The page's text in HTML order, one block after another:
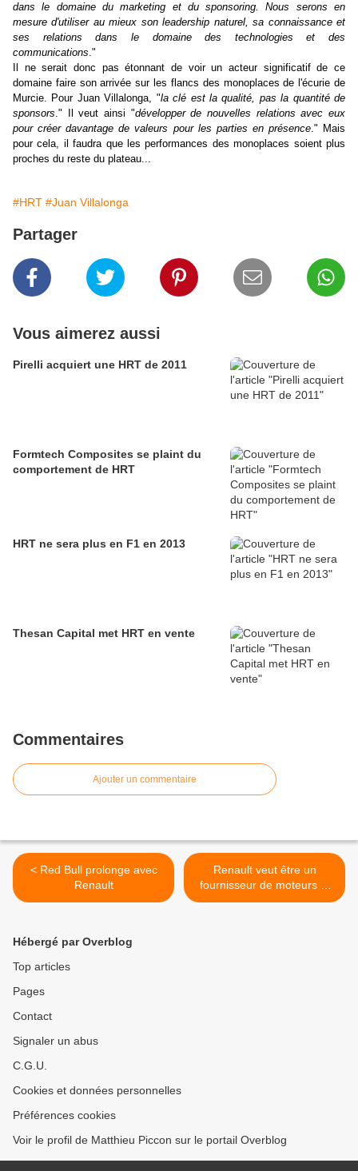
dans le domaine du marketing et du sponsoring. Nous serons en
mesure d'utiliser au mieux son leadership naturel, sa connaissance et
ses relations dans le domaine des technologies et des
communications."
Il ne serait donc pas étonnant de voir un acteur significatif de ce
domaine faire son arrivée sur les flancs des monoplaces de l'écurie de
Murcie. Pour Juan Villalonga, "la clé est la qualité, pas la quantité de
sponsors." Il veut ainsi "développer de nouvelles relations avec eux
pour créer davantage de valeurs pour les parties en présence." Mais
pour cela, il faudra que les performances des monoplaces soient plus
proches du reste du plateau...
#HRT #Juan Villalonga
Partager
Vous aimerez aussi
Pirelli acquiert une HRT de 2011
Formtech Composites se plaint du
comportement de HRT
HRT ne sera plus en F1 en 2013
Thesan Capital met HRT en vente
Commentaires
Ajouter un commentaire
< Red Bull prolonge avec
Renault
Renault veut être un
fournisseur de moteurs et
de technologies en F1 >
Hébergé par Overblog
Top articles
Pages
Contact
Signaler un abus
C.G.U.
Cookies et données personnelles
Préférences cookies
Voir le profil de Matthieu Piccon sur le portail Overblog